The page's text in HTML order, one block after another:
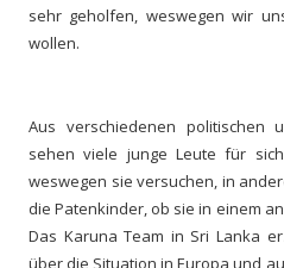
sehr geholfen, weswegen wir
wollen.
Aus verschiedenen politischen
sehen viele junge Leute für
weswegen sie versuchen, in
die Patenkinder, ob sie in einem
Das Karuna Team in Sri Lanka
über die Situation in Europa und